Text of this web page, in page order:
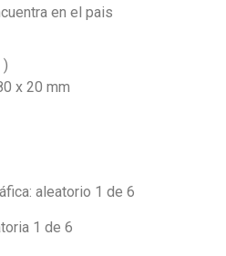
en el pais
x 20 mm
aleatorio 1 de 6
1 de 6